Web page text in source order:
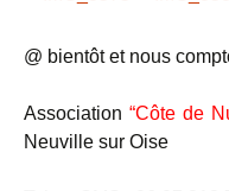
@ bientôt et nous
Association“Côte de
Neuville sur Oise